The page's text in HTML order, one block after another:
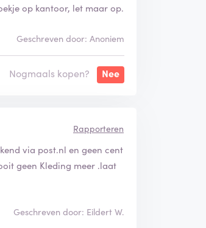
op kantoor, let maar op.
Geschreven door: Anoniem
Nogmaals kopen? Nee
Rapporteren
via post.nl en geen cent
geen Kleding meer .laat
Geschreven door: Eildert W.